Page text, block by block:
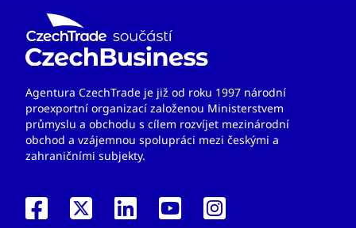
Agentura CzechTrade je již od roku 1997 národní
proexportní organizací založenou Ministerstvem
průmyslu a obchodu s cílem rozvíjet mezinárodní
obchod a vzájemnou spolupráci mezi českými a
zahraničními subjekty.